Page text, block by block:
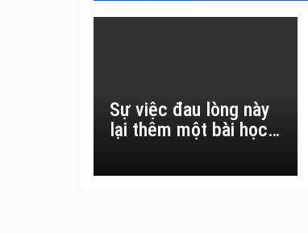
Sự việc đau lòng này
lại thêm một bài học
thường.